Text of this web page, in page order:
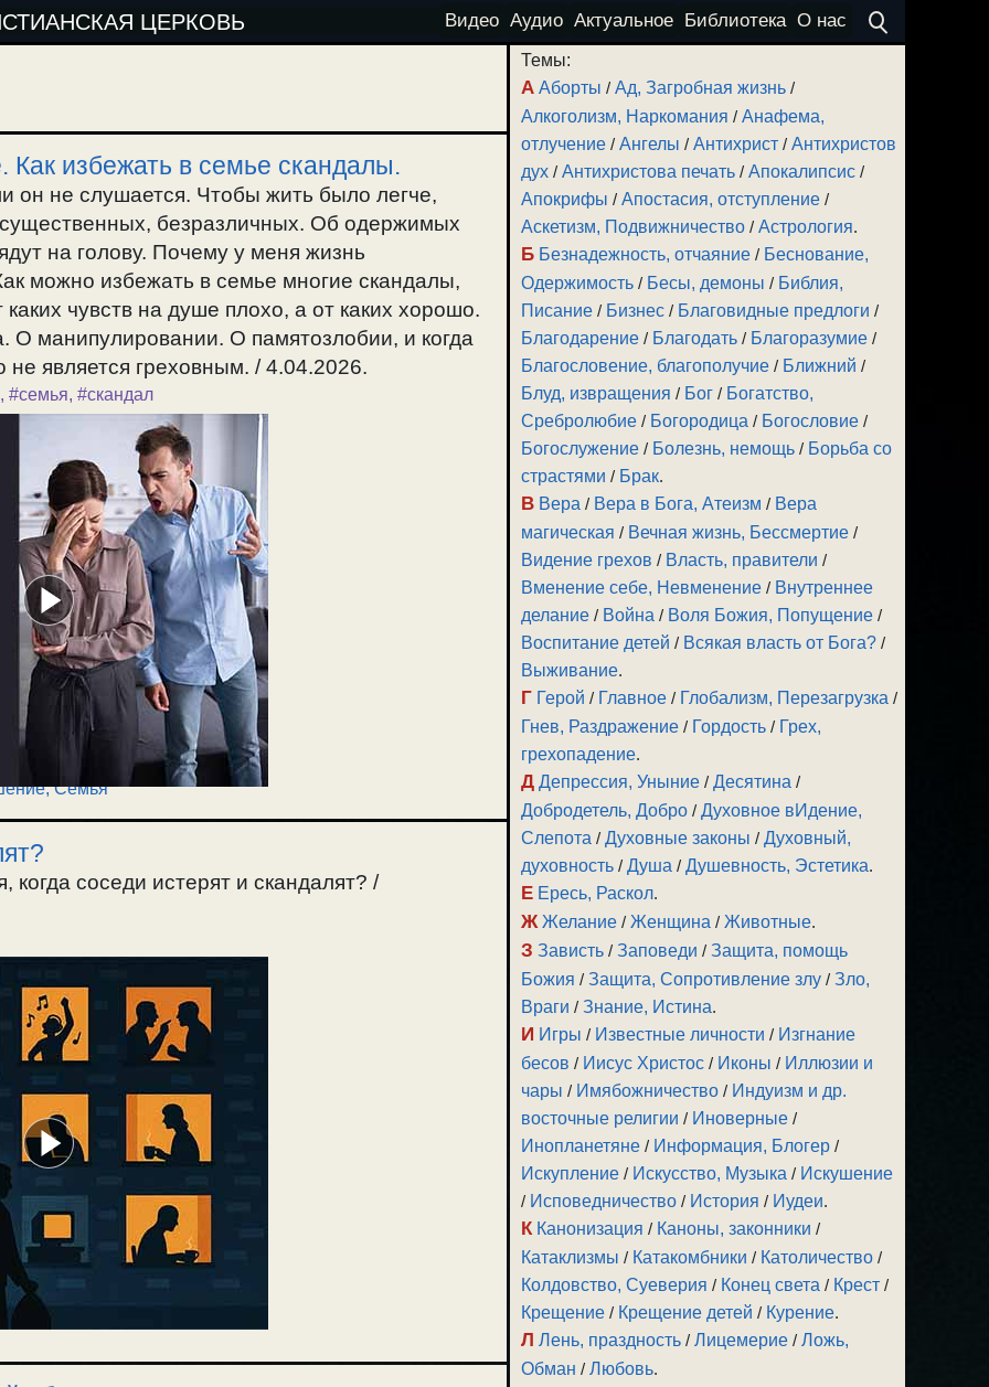
ЦЕРКОВЬ Видео Аудио Актуальное Библиотека О нас
избежать в семье скандалы.
он не слушается. Чтобы жить было легче,
безразличных. Об одержимых
на голову. Почему у меня жизнь
можно избежать в семье многие скандалы,
чувств на душе плохо, а от каких хорошо.
О манипулировании. О памятозлобии, и когда
не является греховным. / 4.04.2026.
, #семья, #скандал
,Семья
когда соседи истерят и скандалят? /
Темы:
А Аборты /Ад, Загробная жизнь /
Алкоголизм, Наркомания /Анафема,
отлучение /Ангелы /Антихрист /Антихристов
дух /Антихристова печать /Апокалипсис /
Апокрифы /Апостасия, отступление /
Аскетизм, Подвижничество /Астрология.
Б Безнадежность, отчаяние / Беснование,
Одержимость / Бесы, демоны / Библия,
Писание / Бизнес / Благовидные предлоги /
Благодарение / Благодать / Благоразумие /
Благословение, благополучие / Ближний /
Блуд, извращения / Бог / Богатство,
Сребролюбие / Богородица / Богословие /
Богослужение / Болезнь, немощь / Борьба со
страстями / Брак.
В Вера / Вера в Бога, Атеизм / Вера
магическая / Вечная жизнь, Бессмертие /
Видение грехов / Власть, правители /
Вменение себе, Невменение / Внутреннее
делание / Война / Воля Божия, Попущение /
Воспитание детей / Всякая власть от Бога? /
Выживание.
Г Герой / Главное / Глобализм, Перезагрузка /
Гнев, Раздражение / Гордость / Грех,
грехопадение.
Д Депрессия, Уныние /Десятина /
Добродетель, Добро /Духовное вИдение,
Слепота /Духовные законы /Духовный,
духовность /Душа /Душевность, Эстетика.
Е Ересь, Раскол.
Ж Желание /Женщина /Животные.
З Зависть /Заповеди /Защита, помощь
Божия /Защита, Сопротивление злу /Зло,
Враги /Знание, Истина.
И Игры / Известные личности / Изгнание
бесов / Иисус Христос / Иконы / Иллюзии и
чары / Имябожничество / Индуизм и др.
восточные религии / Иноверные /
Инопланетяне / Информация, Блогер /
Искупление / Искусство, Музыка / Искушение
/ Исповедничество / История / Иудеи.
К Канонизация / Каноны, законники /
Катаклизмы / Катакомбники / Католичество /
Колдовство, Суеверия / Конец света / Крест /
Крещение / Крещение детей / Курение.
Л Лень, праздность /Лицемерие /Ложь,
Обман /Любовь.